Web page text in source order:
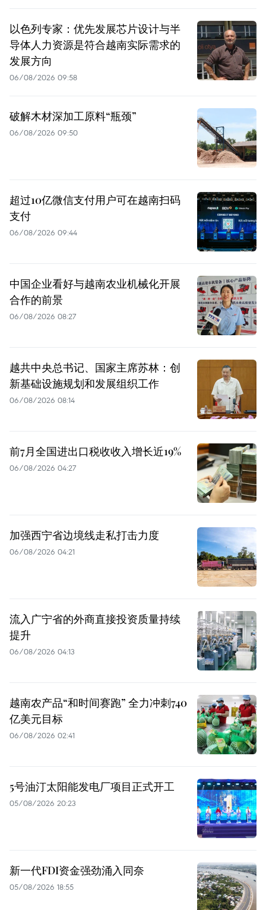
以色列专家：优先发展芯片设计与半
导体人力资源是符合越南实际需求的
发展方向
06/08/2026 09:58
破解木材深加工原料“瓶颈”
06/08/2026 09:50
超过10亿微信支付用户可在越南扫码
支付
06/08/2026 09:44
中国企业看好与越南农业机械化开展
合作的前景
06/08/2026 08:27
越共中央总书记、国家主席苏林：创
新基础设施规划和发展组织工作
06/08/2026 08:14
前7月全国进出口税收收入增长近19%
06/08/2026 04:27
加强西宁省边境线走私打击力度
06/08/2026 04:21
流入广宁省的外商直接投资质量持续
提升
06/08/2026 04:13
越南农产品“和时间赛跑” 全力冲刺740
亿美元目标
06/08/2026 02:41
5号油汀太阳能发电厂项目正式开工
05/08/2026 20:23
新一代FDI资金强劲涌入同奈
05/08/2026 18:55